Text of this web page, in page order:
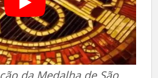
da Medalha de São